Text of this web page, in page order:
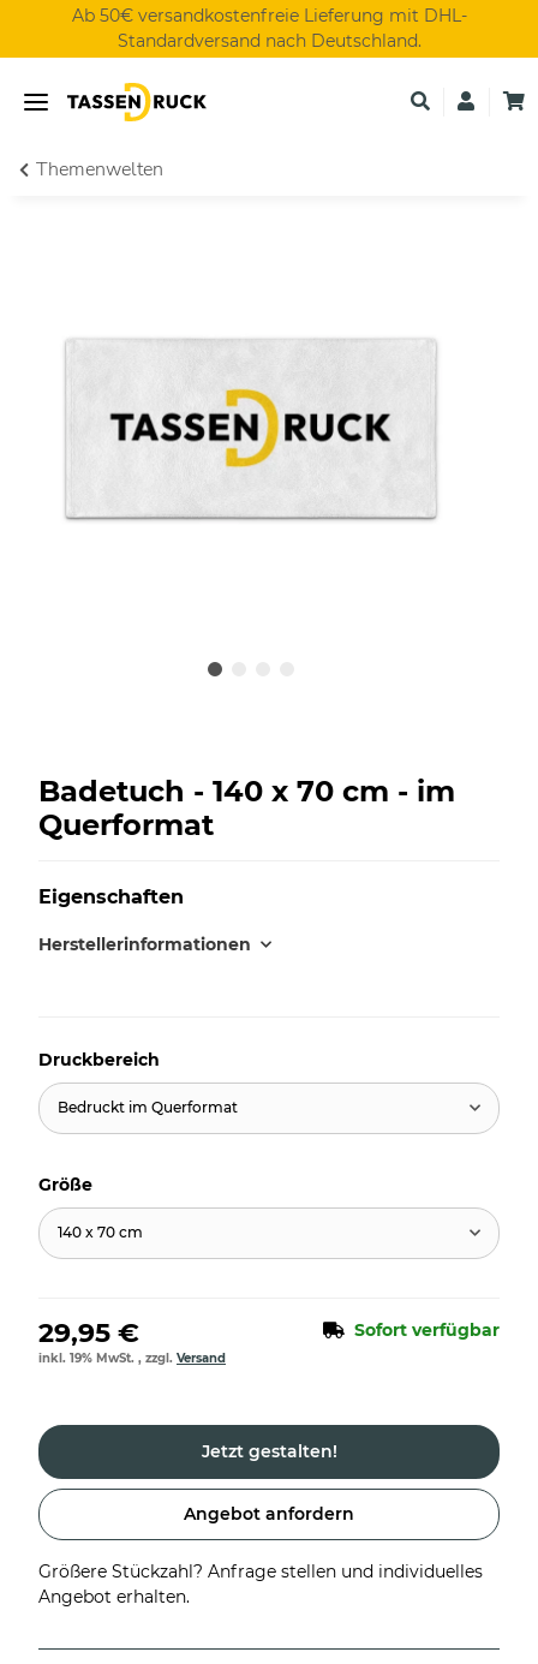
Ab 50€ versandkostenfreie Lieferung mit DHL-
Standardversand nach Deutschland.
Themenwelten
Badetuch - 140 x 70 cm - im
Querformat
Eigenschaften
Herstellerinformationen
Druckbereich
Bedruckt im Querformat
Größe
140 x 70 cm
29,95 € Sofort verfügbar
inkl. 19% MwSt. , zzgl. Versand
Jetzt gestalten!
Angebot anfordern
Größere Stückzahl? Anfrage stellen und individuelles
Angebot erhalten.